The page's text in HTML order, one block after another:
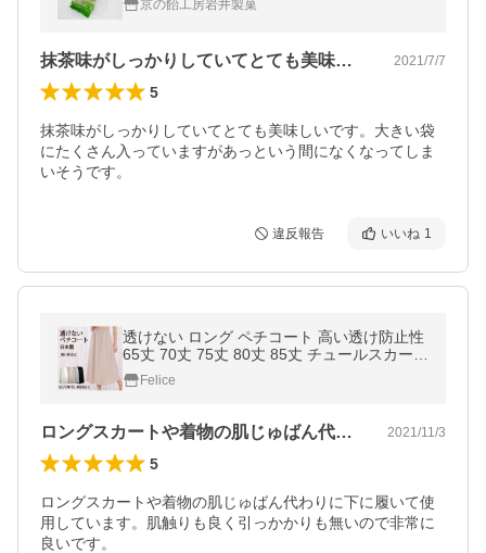
京の飴工房岩井製菓
抹茶味がしっかりしていてとても美味しい… 2021/7/7
5
抹茶味がしっかりしていてとても美味しいです。大きい袋
にたくさん入っていますがあっという間になくなってしま
いそうです。
違反報告 いいね 1
透けない ロング ペチコート 高い透け防止性
65丈 70丈 75丈 80丈 85丈 チュールスカート
シフォンスカート ワンピース 日本製
Felice
ロングスカートや着物の肌じゅばん代わり… 2021/11/3
5
ロングスカートや着物の肌じゅばん代わりに下に履いて使
用しています。肌触りも良く引っかかりも無いので非常に
良いです。